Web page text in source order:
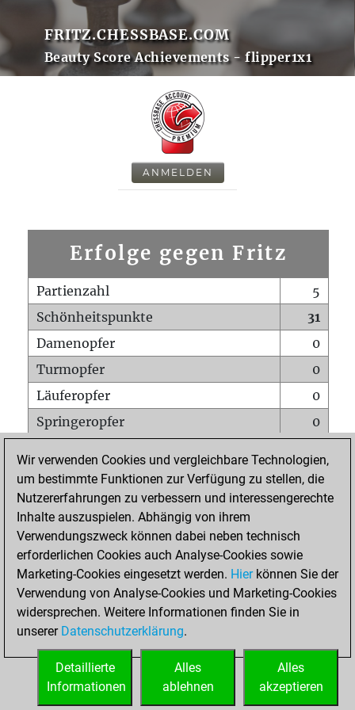
FRITZ.CHESSBASE.COM
Beauty Score Achievements - flipper1x1
ANMELDEN
Erfolge gegen Fritz
Partienzahl
5
Schönheitspunkte
31
Damenopfer
0
Turmopfer
0
Läuferopfer
0
Springeropfer
0
Matt auf vollem Brett
0
Bauer setzt Matt
0
Erstickte Matts
Unterverwandlungen
Türme auf der siebten
0
STARTSEITE
Wir verwenden Cookies und vergleichbare Technologien,
um bestimmte Funktionen zur Verfügung zu stellen, die
Nutzererfahrungen zu verbessern und interessengerechte
Inhalte auszuspielen. Abhängig von ihrem
Verwendungszweck können dabei neben technisch
erforderlichen Cookies auch Analyse-Cookies sowie
Marketing-Cookies eingesetzt werden. Hierkönnen Sie der
Verwendung von Analyse-Cookies und Marketing-Cookies
widersprechen. Weitere Informationen finden Sie in
unserer Datenschutzerklärung.
Alles
akzeptieren
Alles
ablehnen
Detaillierte
Informationen